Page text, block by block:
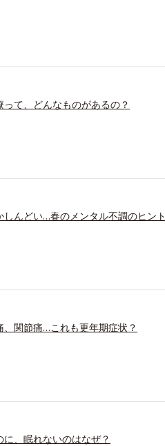
って、どんなものがあるの？
しんどい…春のメンタル不調のヒント
、関節痛…これも更年期症状？
に、眠れないのはなぜ？